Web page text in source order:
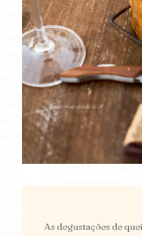
As degustações de